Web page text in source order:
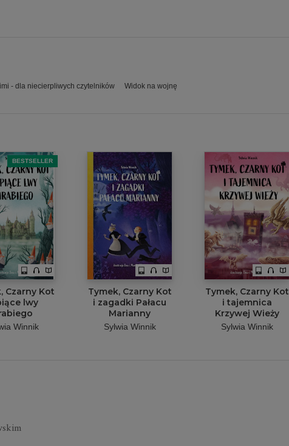
- dla niecierpliwych czytelników Widok na wojnę
BESTSELLER
Czarny Kot
lwy
Winnik
Tymek, Czarny Kot
i zagadki Pałacu
Marianny
Sylwia Winnik
Tymek, Czarny Kot
i tajemnica
Krzywej Wieży
Sylwia Winnik